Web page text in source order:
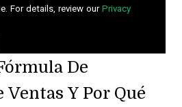
For details, review our Privacy
De
Y Por Qué